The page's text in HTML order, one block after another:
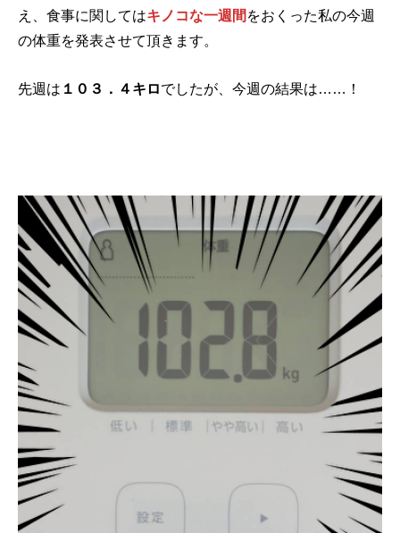
え、食事に関してはキノコな一週間 をおくった私の今週
の体重を発表させて頂きます。
先週は １０３．４キロでしたが、今週の結果は……！